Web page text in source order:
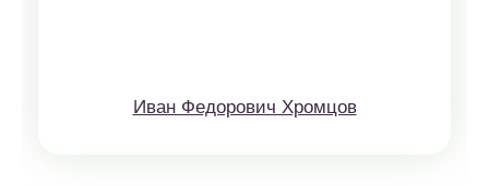
Иван Федорович Хромцов